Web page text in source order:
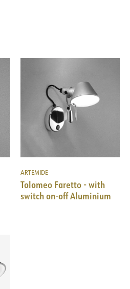
ARTEMIDE
Tolomeo Faretto - with
switch on-off Aluminium